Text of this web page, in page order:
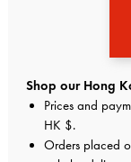
Shop our Hong
Prices and
HK $.
Orders placed